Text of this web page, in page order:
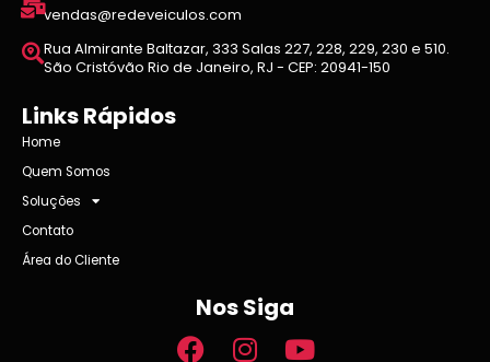
Links Rápidos
Home
Quem Somos
Soluções
Contato
Área do Cliente
vendas@redeveiculos.com
Rua Almirante Baltazar, 333 Salas 227, 228, 229, 230 e 510.
São Cristóvão Rio de Janeiro, RJ - CEP: 20941-150
Nos Siga